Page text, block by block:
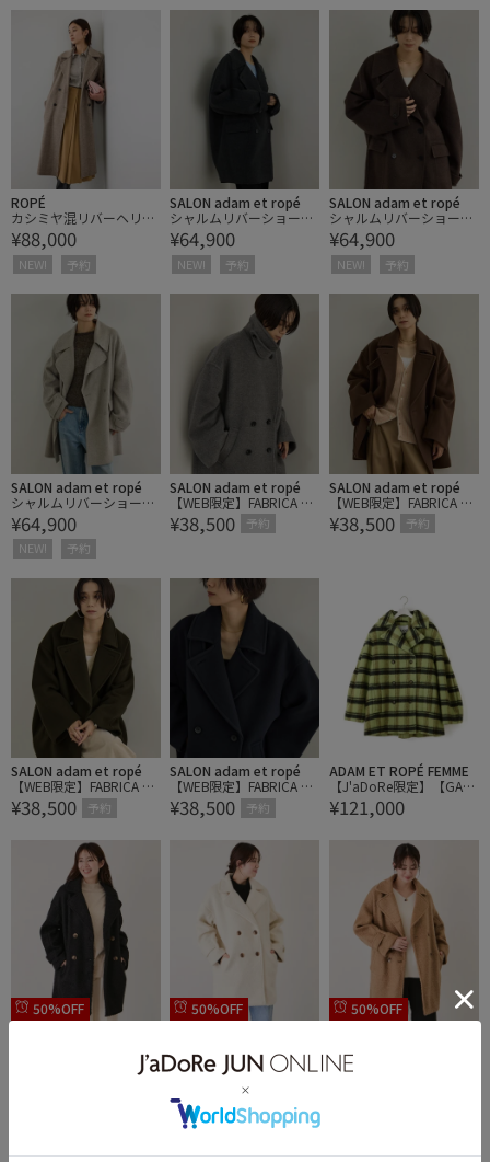
ROPÉ
カシミヤ混リバーヘリン
ボーンダブルPコート(ロ
ング丈)
¥88,000
NEW! 予約
SALON adam et ropé
シャルムリバーショート
Pコート
¥64,900
NEW! 予約
SALON adam et ropé
シャルムリバーショート
Pコート
¥64,900
NEW! 予約
SALON adam et ropé
シャルムリバーショート
Pコート
¥64,900
NEW! 予約
SALON adam et ropé
【WEB限定】FABRICA ダ
ブルクロスPコート
¥38,500 予約
SALON adam et ropé
【WEB限定】FABRICA ダ
ブルクロスPコート
¥38,500 予約
SALON adam et ropé
【WEB限定】FABRICA ダ
ブルクロスPコート
¥38,500 予約
SALON adam et ropé
【WEB限定】FABRICA ダ
ブルクロスPコート
¥38,500 予約
ADAM ET ROPÉ FEMME
【J'aDoRe限定】【GAN
NI(ガニー)】Brushed Wo
ol Check Midi Coat
¥121,000
50%OFF
50%OFF
ート
¥6,600
2BUY10%OFF
50%OFF
ート
¥6,600